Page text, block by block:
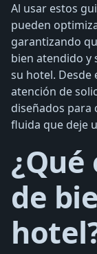
Al usar estos
pueden
garantizando
bien atendido y
su hotel. Desde
atención de
diseñados para
fluida que deje
de